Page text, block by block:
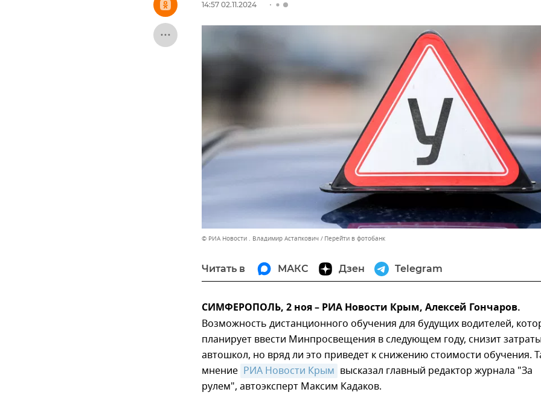
14:57 02.11.2024
© РИА Новости . Владимир Астапкович Перейти в фотобанк
Читать в МАКС Дзен Telegram
СИМФЕРОПОЛЬ, 2 ноя – РИА Новости Крым, Алексей Гончаров.
Возможность дистанционного обучения для будущих водителей,
планирует ввести Минпросвещения в следующем году, снизит
автошкол, но вряд ли это приведет к снижению стоимости обучения.
мнение РИА Новости Крым высказал главный редактор журнала "За
рулем", автоэксперт Максим Кадаков.